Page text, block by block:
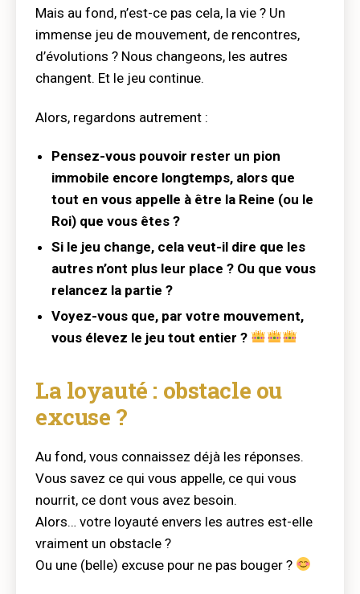
Mais au fond, n’est-ce pas cela, la vie ? Un
immense jeu de mouvement, de rencontres,
d’évolutions ? Nous changeons, les autres
changent. Et le jeu continue.
Alors, regardons autrement :
Pensez-vous pouvoir rester un pion
immobile encore longtemps, alors que
tout en vous appelle à être la Reine (ou le
Roi) que vous êtes ?
Si le jeu change, cela veut-il dire que les
autres n’ont plus leur place ? Ou que vous
relancez la partie ?
Voyez-vous que, par votre mouvement,
vous élevez le jeu tout entier ?
La loyauté : obstacle ou
excuse ?
Au fond, vous connaissez déjà les réponses.
Vous savez ce qui vous appelle, ce qui vous
nourrit, ce dont vous avez besoin.
Alors… votre loyauté envers les autres est-elle
vraiment un obstacle ?
Ou une (belle) excuse pour ne pas bouger ?